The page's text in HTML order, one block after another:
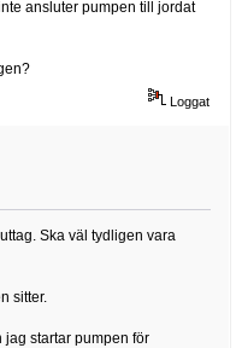
ansluter pumpen till jordat
Loggat
Ska väl tydligen vara
sitter.
jag startar pumpen för